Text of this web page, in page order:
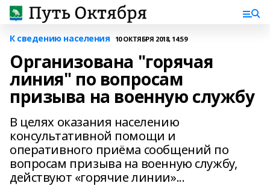
К сведению населения 10 ОКТЯБРЯ 2018, 14:59
Организована "горячая
линия" по вопросам
призыва на военную службу
В целях оказания населению
консультативной помощи и
оперативного приёма сообщений по
вопросам призыва на военную службу,
действуют «горячие линии»...